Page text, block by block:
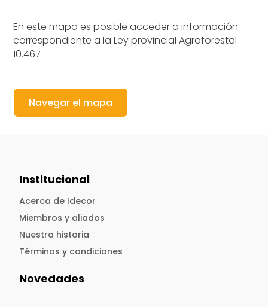
En este mapa es posible acceder a información
correspondiente a la Ley provincial Agroforestal
10.467
Navegar el mapa
Institucional
Acerca de Idecor
Miembros y aliados
Nuestra historia
Términos y condiciones
Novedades